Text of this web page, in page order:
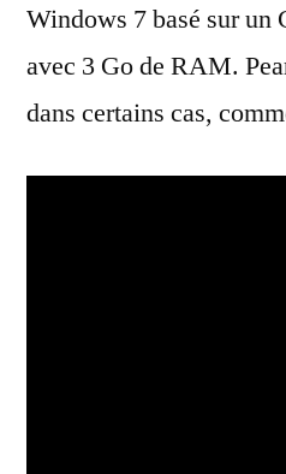
Windows 7 basé sur un
avec 3 Go de RAM.
dans certains cas,